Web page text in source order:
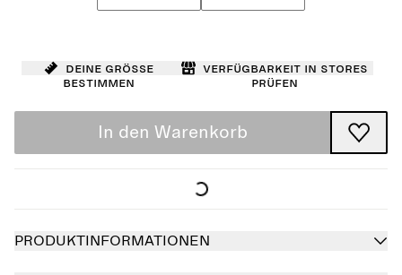
Deine Größe
bestimmen
Verfügbarkeit in Stores
prüfen
In den Warenkorb
PRODUKTINFORMATIONEN